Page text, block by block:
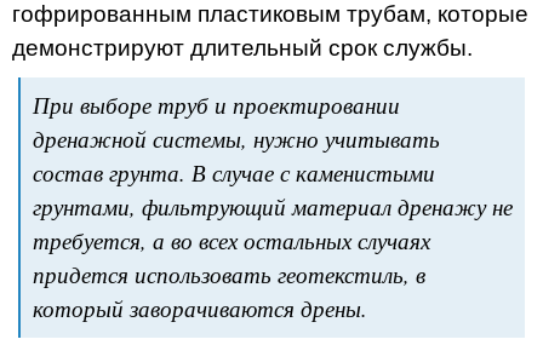
гофрированным пластиковым трубам, которые
демонстрируют длительный срок службы.
При выборе труб и проектировании
дренажной системы, нужно учитывать
состав грунта. В случае с каменистыми
грунтами, фильтрующий материал дренажу не
требуется, а во всех остальных случаях
придется использовать геотекстиль, в
который заворачиваются дрены.